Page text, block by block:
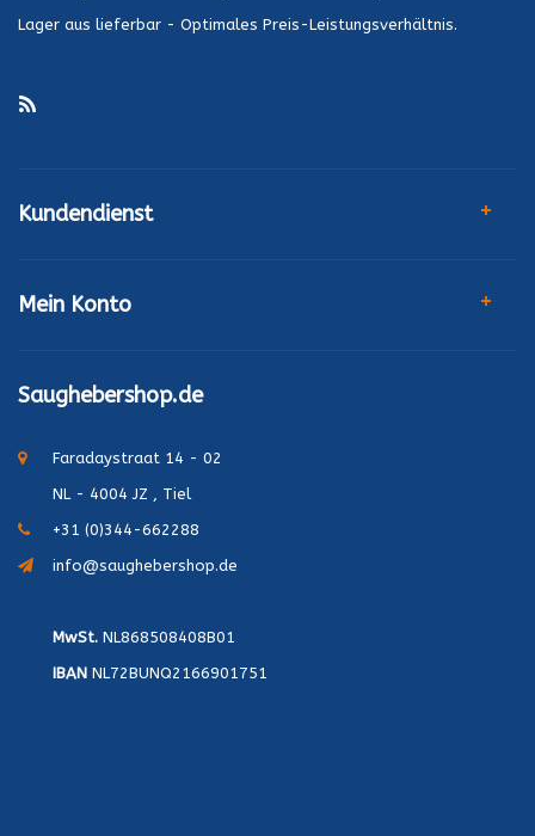
Lager aus lieferbar - Optimales Preis-Leistungsverhältnis.
Kundendienst
Mein Konto
Saughebershop.de
Faradaystraat 14 - 02
NL - 4004 JZ , Tiel
+31 (0)344-662288
info@saughebershop.de
MwSt. NL868508408B01
IBAN NL72BUNQ2166901751